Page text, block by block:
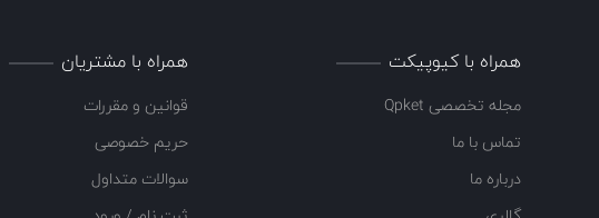
مزایای سوپاپ های هشدار دهنده
استفاده از سوپاپ های هشدار یا همان آلارم چک ولو در سیستم اسپرینکلر،
همراه با کیوپیکت
مجله تخصصی Qpket
تماس با ما
درباره ما
همراه با مشتریان
قوانین و مقررات
حریم خصوصی
سوالات متداول